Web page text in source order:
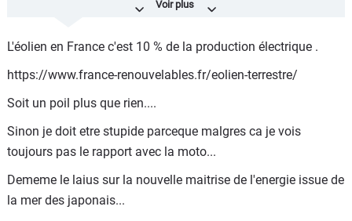
L'éolien en France c'est 10 % de la production électrique .
https://www.france-renouvelables.fr/eolien-terrestre/
Soit un poil plus que rien....
Sinon je doit etre stupide parceque malgres ca je vois
toujours pas le rapport avec la moto...
Dememe le laius sur la nouvelle maitrise de l'energie issue de
la mer des japonais...